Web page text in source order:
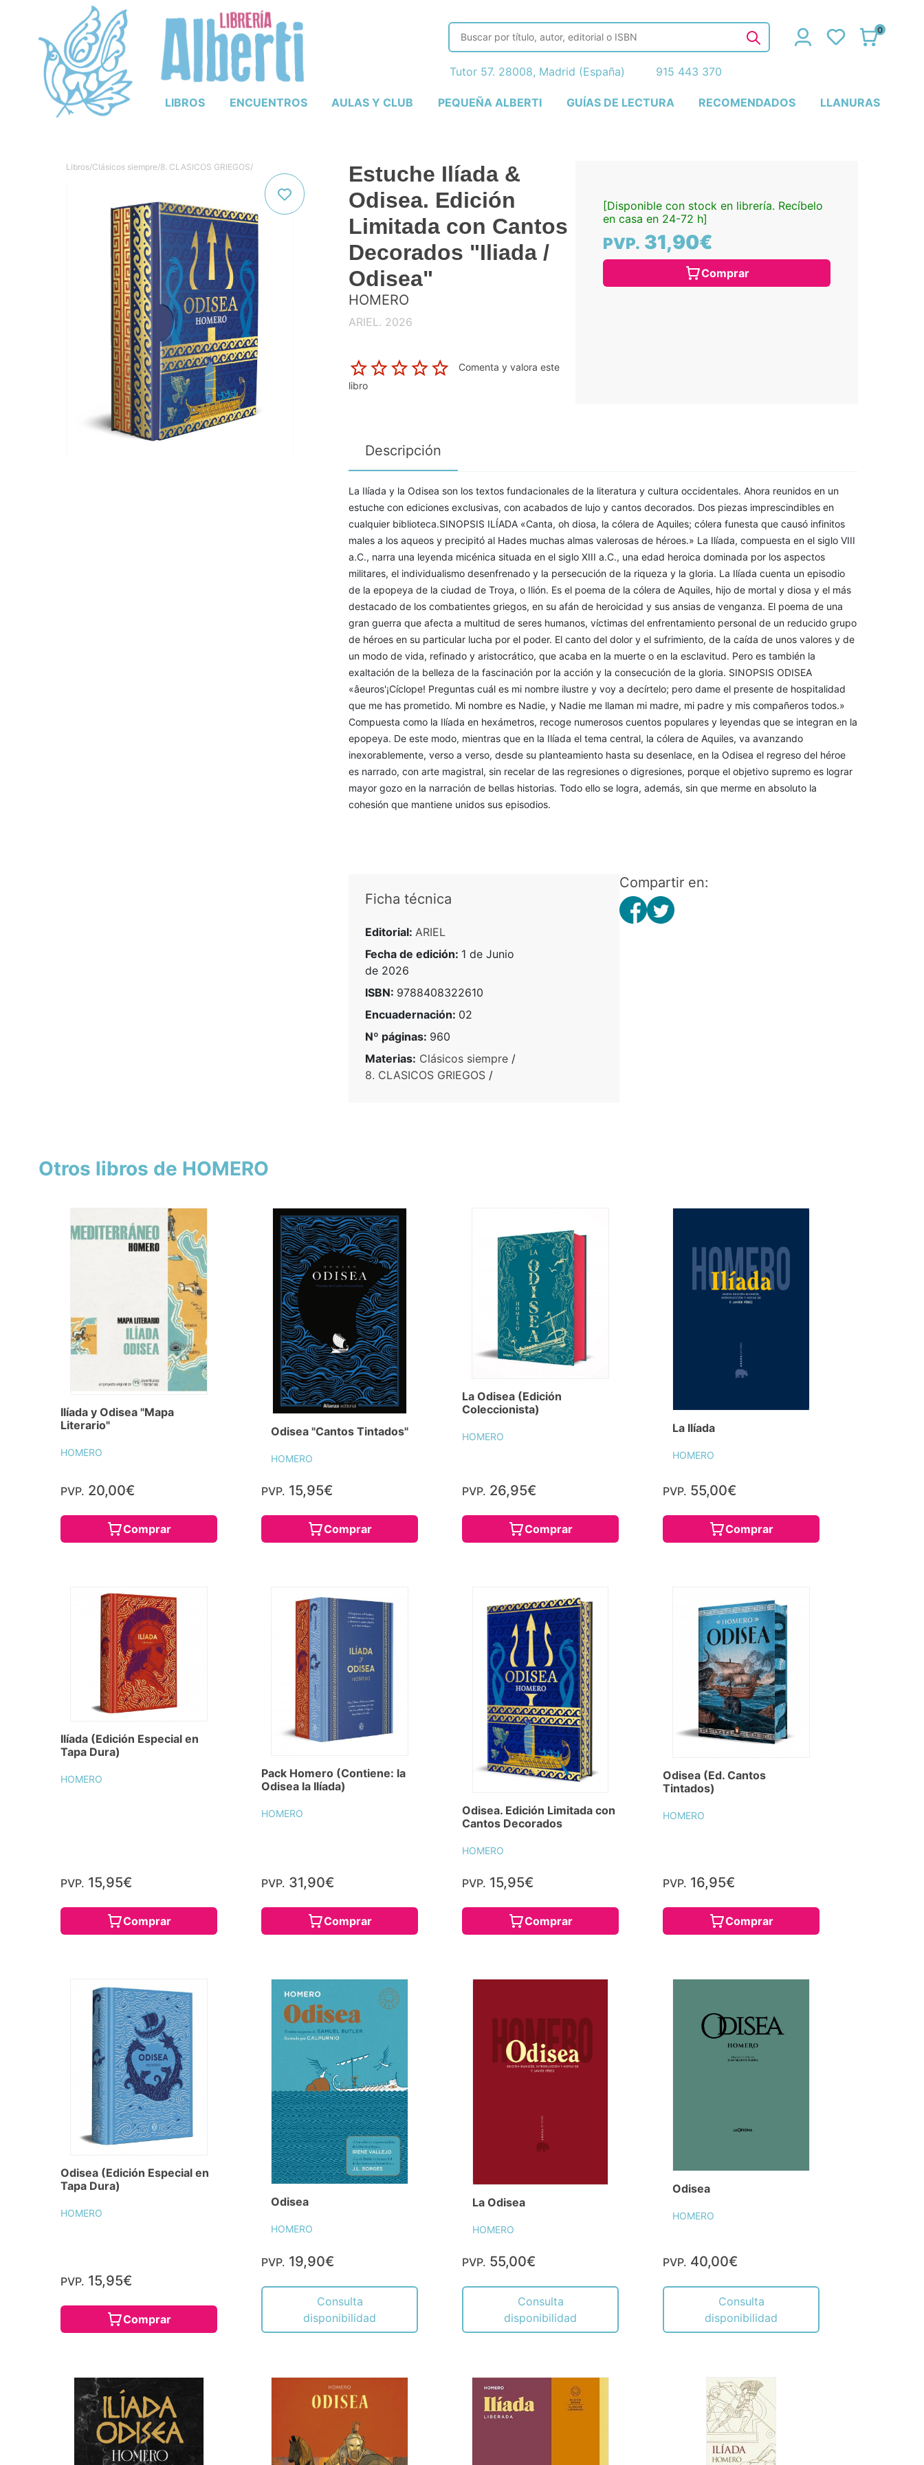
LIBROS ENCUENTROS AULAS Y CLUB PEQUEÑA ALBERTI GUÍAS DE LECTURA RECOMENDADOS LLANURAS
0
Tutor 57. 28008, Madrid (España) 915 443 370
Libros/Clásicos siempre/8. CLASICOS GRIEGOS/
Estuche Ilíada &
Odisea. Edición
Limitada con Cantos
Decorados "Iliada /
Odisea"
HOMERO
ARIEL. 2026
Comenta y valora este
libro
[Disponible con stock en librería. Recíbelo
en casa en 24-72 h]
PVP. 31,90€
Comprar
Descripción
La Ilíada y la Odisea son los textos fundacionales de la literatura y cultura occidentales. Ahora reunidos en un
estuche con ediciones exclusivas, con acabados de lujo y cantos decorados. Dos piezas imprescindibles en
cualquier biblioteca.SINOPSIS ILÍADA «Canta, oh diosa, la cólera de Aquiles; cólera funesta que causó infinitos
males a los aqueos y precipitó al Hades muchas almas valerosas de héroes.» La Ilíada, compuesta en el siglo VIII
a.C., narra una leyenda micénica situada en el siglo XIII a.C., una edad heroica dominada por los aspectos
militares, el individualismo desenfrenado y la persecución de la riqueza y la gloria. La Ilíada cuenta un episodio
de la epopeya de la ciudad de Troya, o Ilión. Es el poema de la cólera de Aquiles, hijo de mortal y diosa y el más
destacado de los combatientes griegos, en su afán de heroicidad y sus ansias de venganza. El poema de una
gran guerra que afecta a multitud de seres humanos, víctimas del enfrentamiento personal de un reducido grupo
de héroes en su particular lucha por el poder. El canto del dolor y el sufrimiento, de la caída de unos valores y de
un modo de vida, refinado y aristocrático, que acaba en la muerte o en la esclavitud. Pero es también la
exaltación de la belleza de la fascinación por la acción y la consecución de la gloria. SINOPSIS ODISEA
«âeuros'¡Cíclope! Preguntas cuál es mi nombre ilustre y voy a decírtelo; pero dame el presente de hospitalidad
que me has prometido. Mi nombre es Nadie, y Nadie me llaman mi madre, mi padre y mis compañeros todos.»
Compuesta como la Ilíada en hexámetros, recoge numerosos cuentos populares y leyendas que se integran en la
epopeya. De este modo, mientras que en la Ilíada el tema central, la cólera de Aquiles, va avanzando
inexorablemente, verso a verso, desde su planteamiento hasta su desenlace, en la Odisea el regreso del héroe
es narrado, con arte magistral, sin recelar de las regresiones o digresiones, porque el objetivo supremo es lograr
mayor gozo en la narración de bellas historias. Todo ello se logra, además, sin que merme en absoluto la
cohesión que mantiene unidos sus episodios.
Ficha técnica
Editorial: ARIEL
Fecha de edición: 1 de Junio
de 2026
ISBN: 9788408322610
Encuadernación: 02
Nº páginas: 960
Materias: Clásicos siempre/
8. CLASICOS GRIEGOS/
Compartir en:
Otros libros de HOMERO
Ilíada y Odisea "Mapa
Literario"
HOMERO
PVP. 20,00€
Comprar
Odisea "Cantos Tintados"
HOMERO
PVP. 15,95€
Comprar
La Odisea (Edición
Coleccionista)
HOMERO
PVP. 26,95€
Comprar
La Ilíada
HOMERO
PVP. 55,00€
Comprar
Ilíada (Edición Especial en
Tapa Dura)
HOMERO
PVP. 15,95€
Comprar
Pack Homero (Contiene: la
Odisea la Ilíada)
HOMERO
PVP. 31,90€
Comprar
Odisea. Edición Limitada con
Cantos Decorados
HOMERO
PVP. 15,95€
Comprar
Odisea (Ed. Cantos
Tintados)
HOMERO
PVP. 16,95€
Comprar
Odisea (Edición Especial en
Tapa Dura)
HOMERO
PVP. 15,95€
Comprar
Odisea
HOMERO
PVP. 19,90€
Consulta
disponibilidad
La Odisea
HOMERO
PVP. 55,00€
Consulta
disponibilidad
Odisea
HOMERO
PVP. 40,00€
Consulta
disponibilidad